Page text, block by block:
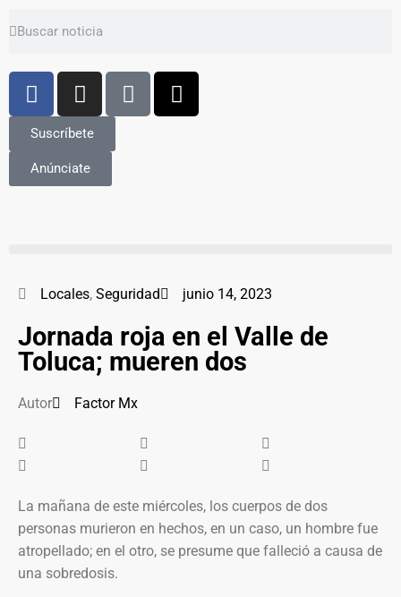
Suscríbete
Anúnciate
Locales, Seguridad junio 14, 2023
Jornada roja en el Valle de
Toluca; mueren dos
Autor Factor Mx
La mañana de este miércoles, los cuerpos de dos
personas murieron en hechos, en un caso, un hombre fue
atropellado; en el otro, se presume que falleció a causa de
una sobredosis.